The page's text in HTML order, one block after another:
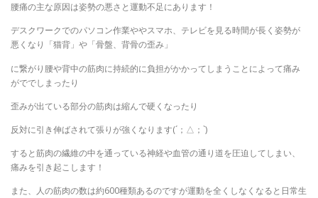
腰痛の主な原因は姿勢の悪さと運動不足にあります！
デスクワークでのパソコン作業ややスマホ、テレビを見る時間が長く姿勢が
悪くなり「猫背」や「骨盤、背骨の歪み」
に繋がり腰や背中の筋肉に持続的に負担がかかってしまうことによって痛み
がででしまったり
歪みが出ている部分の筋肉は縮んで硬くなったり
反対に引き伸ばされて張りが強くなります(´；△；`)
すると筋肉の繊維の中を通っている神経や血管の通り道を圧迫してしまい、
痛みを引き起こします！
また、人の筋肉の数は約600種類あるのですが運動を全くしなくなると日常生